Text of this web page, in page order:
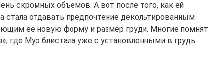
скромных объемов. А вот после того, как ей
стала отдавать предпочтение декольтированным
ее новую форму и размер груди. Многие помнят
где Мур блистала уже с установленными в грудь